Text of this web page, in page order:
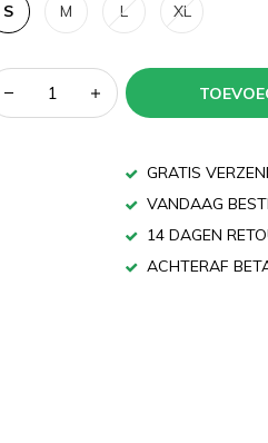
S M L XL
GRATIS
VANDAAG
14 DAGEN
ACHTERAF